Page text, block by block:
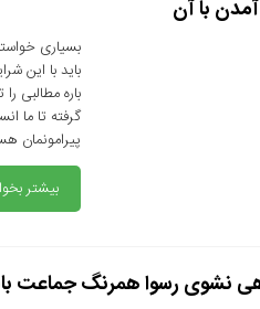
آمدن با آن
بسیاری
باید با این
باره مطالبی
گرفته تا ما
پیرامونمان
بیشتر
نشوی رسوا همرنگ جماعت